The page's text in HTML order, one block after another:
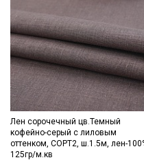
Лен сорочечный цв.Темный
кофейно-серый с лиловым
оттенком, СОРТ2, ш.1.5м, лен-
125гр/м.кв